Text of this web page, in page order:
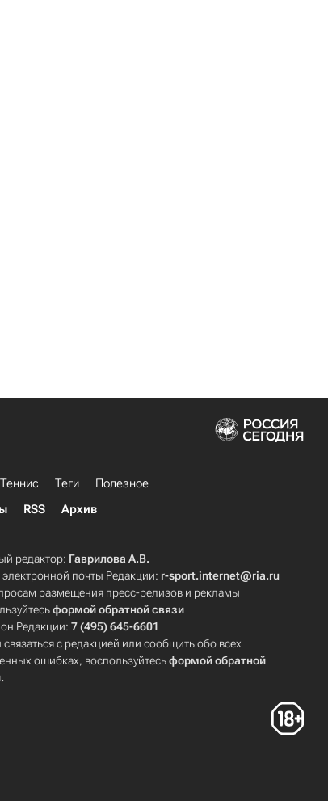
Теннис Теги
Полезное
RSS Архив
редактор: Гаврилова А.В.
почты Редакции: r-sport.internet@ria.ru
размещения пресс-релизов и рекламы
формой обратной связи
Редакции:7 (495) 645-6601
с редакцией или сообщить обо всех
ошибках, воспользуйтесьформой обратной
.